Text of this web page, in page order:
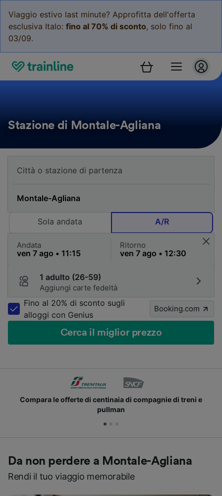
Viaggio estivo last minute? Approfitta dell'offerta
esclusiva Italo: fino al 70% di sconto, solo fino al
03/09.
Stazione di Montale-Agliana
Sola andata A/R
Andata Ritorno
1 adulto (26-59)
Aggiungi carte fedeltà
Fino al 20% di sconto sugli
alloggi con Genius
Booking.com
Cerca il miglior prezzo
Compara le offerte di centinaia di compagnie di treni e
pullman
Da non perdere a Montale-Agliana
Rendi il tuo viaggio memorabile